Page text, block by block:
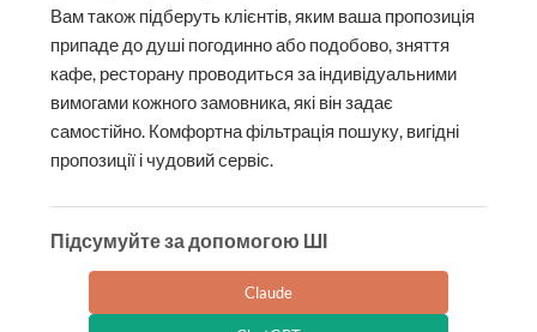
Вам також підберуть клієнтів, яким ваша пропозиція
припаде до душі погодинно або подобово, зняття
кафе, ресторану проводиться за індивідуальними
вимогами кожного замовника, які він задає
самостійно. Комфортна фільтрація пошуку, вигідні
пропозиції і чудовий сервіс.
Підсумуйте за допомогою ШІ
Claude